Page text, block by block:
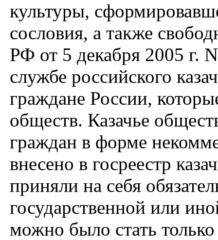
культуры,
сословия, а также
РФ от 5 декабря 2005 г.
службе российского
граждане России,
обществ. Казачье
граждан в форме
внесено в госреестр
приняли на себя
государственной или
можно было стать